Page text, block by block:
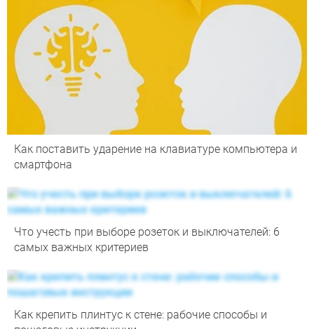
Как поставить ударение на клавиатуре компьютера и
смартфона
Что учесть при выборе розеток и выключателей: 6
самых важных критериев
Как крепить плинтус к стене: рабочие способы и